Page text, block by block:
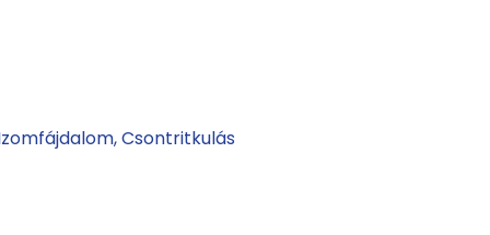
Csontritkulás